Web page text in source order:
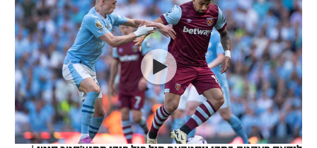
VOD
רץ ברשת
נבחרת ישראל
מכבי חיפה
בית"ר ירושלים
מכבי תל אביב
ליגה גרמנית
ליגה ספרדית
ליגה איטלקית
ליגה צרפתית
ליגה הולנדית
כדורסל נשים
מכבי תל אביב
הפועל חולון
הפועל ירושלים
יורוליג
יורוקאפ
ענפים נוספים
טניס
כדוריד
כדורעף